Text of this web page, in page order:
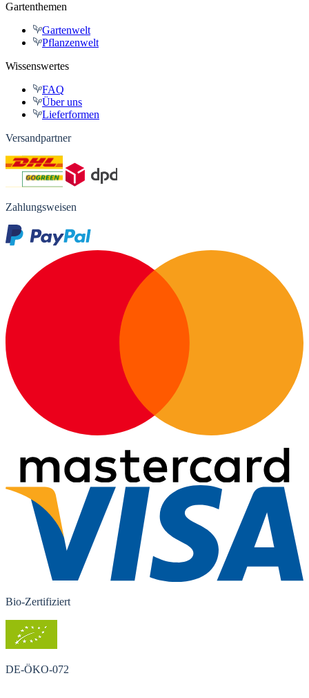
Gartenthemen
Gartenwelt
Pflanzenwelt
Wissenswertes
FAQ
Über uns
Lieferformen
Versandpartner
Zahlungsweisen
Bio-Zertifiziert
DE-ÖKO-072